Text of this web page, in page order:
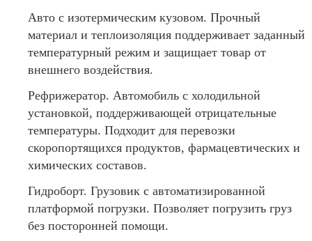
Авто с изотермическим кузовом. Прочный
материал и теплоизоляция поддерживает заданный
температурный режим и защищает товар от
внешнего воздействия.
Рефрижератор. Автомобиль с холодильной
установкой, поддерживающей отрицательные
температуры. Подходит для перевозки
скоропортящихся продуктов, фармацевтических и
химических составов.
Гидроборт. Грузовик с автоматизированной
платформой погрузки. Позволяет погрузить груз
без посторонней помощи.